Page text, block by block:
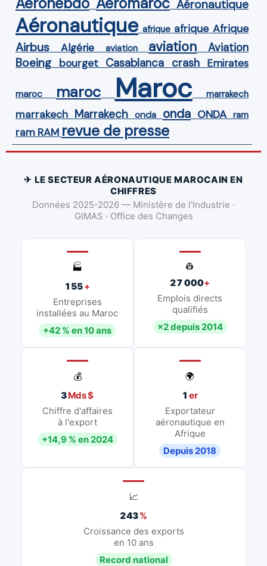
Aéronautique
Aéronautique afrique afrique Afrique
Airbus Algérie aviation aviation Aviation
Boeing bourget Casablanca crash Emirates
maroc maroc Maroc marrakech
marrakech Marrakech onda onda ONDA ram
ram RAM revue de presse
✈ LE SECTEUR AÉRONAUTIQUE MAROCAIN EN
CHIFFRES
Données 2025-2026 — Ministère de l'Industrie ·
GIMAS · Office des Changes
🏭
155+
Entreprises
installées au Maroc
+42 % en 10 ans
👷
27 000+
Emplois directs
qualifiés
×2 depuis 2014
💰
3Mds $
Chiffre d'affaires
à l'export
+14,9 % en 2024
🌍
1 er
Exportateur
aéronautique en
Afrique
Depuis 2018
📈
243%
Croissance des exports
en 10 ans
Record national